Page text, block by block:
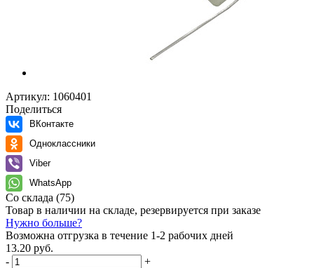
Артикул: 1060401
Поделиться
ВКонтакте
Одноклассники
Viber
WhatsApp
Со склада (75)
Товар в наличии на складе, резервируется при заказе
Нужно больше?
Возможна отгрузка в течение 1-2 рабочих дней
13.20 руб.
-
+